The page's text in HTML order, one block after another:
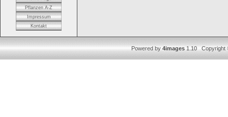
Pflanzen A-Z
Impressum
Kontakt
Powered by4images1.10 Copyright